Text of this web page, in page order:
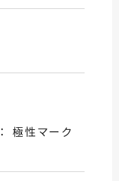
極性マーク